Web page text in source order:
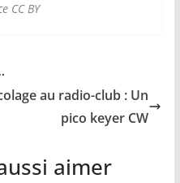
CC BY
au radio-club : Un
pico keyer CW
aimer